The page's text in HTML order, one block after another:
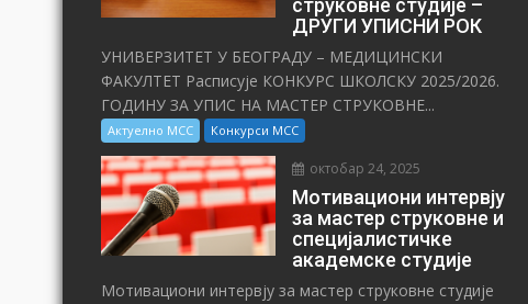
струковне студије –
ДРУГИ УПИСНИ РОК
УНИВЕРЗИТЕТ У БЕОГРАДУ – МЕДИЦИНСКИ
ФАКУЛТЕТ Расписује КОНКУРС ШКОЛСКУ 2025/⁠2026.
ГОДИНУ ЗА УПИС НА МАСТЕР СТРУКОВНЕ...
Актуелно МСС Конкурси МСС
октобар 24, 2025
Мотивациони интервју
за мастер струковне и
специјалистичке
академске студије
Мотивациони интервју за мастер струковне студије